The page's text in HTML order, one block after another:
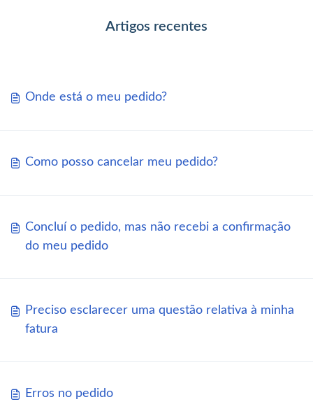
Artigos recentes
Onde está o meu pedido?
Como posso cancelar meu pedido?
Concluí o pedido, mas não recebi a confirmação
do meu pedido
Preciso esclarecer uma questão relativa à minha
fatura
Erros no pedido